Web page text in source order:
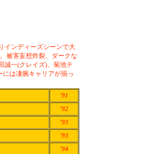
インディーズシーンで大
被害妄想炸裂、ダークな
一(クレイズ)、菊池テ
は凄腕キャリアが揃っ
'91
'92
'93
'93
'94